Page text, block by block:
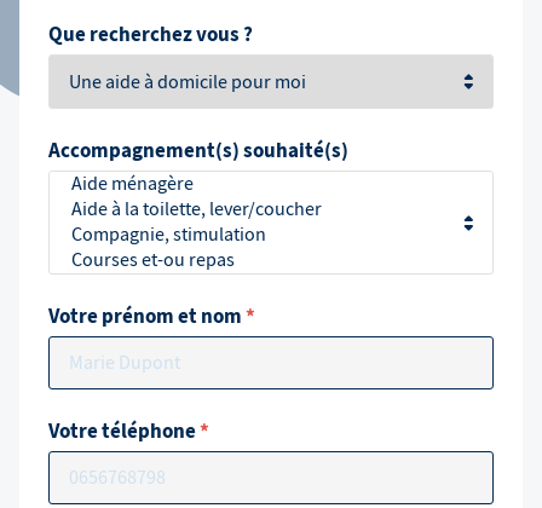
Que recherchez vous ?
Accompagnement(s) souhaité(s)
Votre prénom et nom*
Votre téléphone*